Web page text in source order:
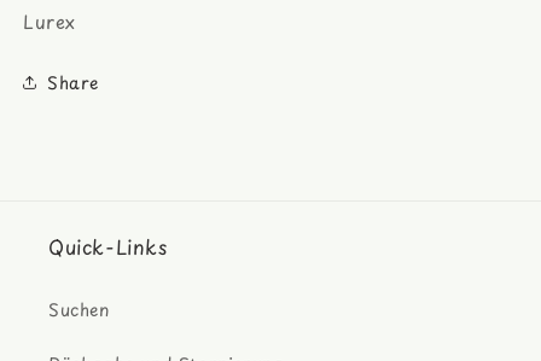
Lurex
Share
Quick-Links
Suchen